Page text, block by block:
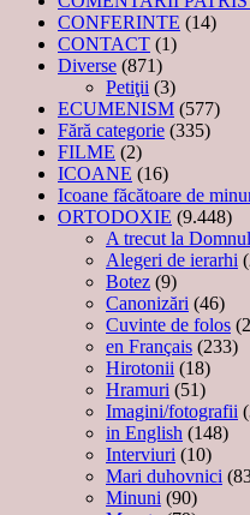
CONFERINTE (14)
CONTACT (1)
Diverse (871)
Petiţii (3)
ECUMENISM (577)
Fără categorie (335)
FILME (2)
ICOANE (16)
Icoane făcătoare de
ORTODOXIE (9.448)
A trecut la
Alegeri de ierarhi
Botez (9)
Canonizări (46)
Cuvinte de folos
en Français (233)
Hirotonii (18)
Hramuri (51)
Imagini/fotografii
in English (148)
Interviuri (10)
Mari duhovnici
Minuni (90)